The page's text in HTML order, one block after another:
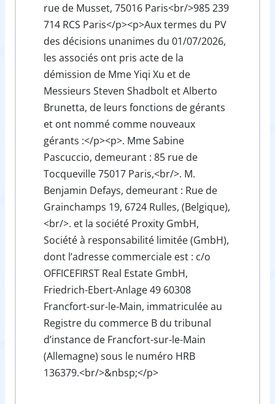
rue de Musset, 75016 Paris<br/>985 239
714 RCS Paris</p><p>Aux termes du PV
des décisions unanimes du 01/07/2026,
les associés ont pris acte de la
démission de Mme Yiqi Xu et de
Messieurs Steven Shadbolt et Alberto
Brunetta, de leurs fonctions de gérants
et ont nommé comme nouveaux
gérants :</p><p>. Mme Sabine
Pascuccio, demeurant : 85 rue de
Tocqueville 75017 Paris,<br/>. M.
Benjamin Defays, demeurant : Rue de
Grainchamps 19, 6724 Rulles, (Belgique),
<br/>. et la société Proxity GmbH,
Société à responsabilité limitée (GmbH),
dont l’adresse commerciale est : c/o
OFFICEFIRST Real Estate GmbH,
Friedrich-Ebert-Anlage 49 60308
Francfort-sur-le-Main, immatriculée au
Registre du commerce B du tribunal
d’instance de Francfort-sur-le-Main
(Allemagne) sous le numéro HRB
136379.<br/>&nbsp;</p>